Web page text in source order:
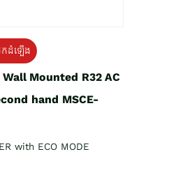
កដំឡើង
Wall Mounted R32 AC
hand MSCE-
with ECO MODE